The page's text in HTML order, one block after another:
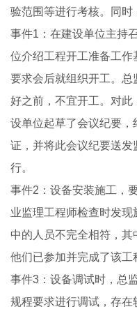
验范围等进行考核。同时
事件1：在建设单位主持
位介绍工程开工准备工作
要求会后就组织开工。
好之前，不宜开工。对
设单位起草了会议纪要
证，并将此会议纪要送发
行。
事件2：设备安装施工，
业监理工程师检查时发
中的人员不完全相符，其
他们已参加并完成了该工
事件3：设备调试时，总
规程要求进行调试，存